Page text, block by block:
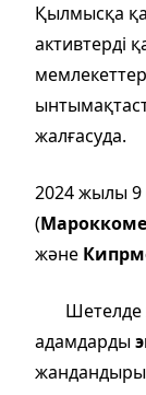
Қылмысқа
активтерді
жалғасуда.
2024 жылы 9
(
және
Шетелде
адамдарды